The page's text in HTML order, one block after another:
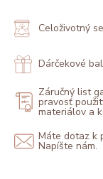
Celoživotný
Dárčekové
Záručný list
pravosť
materiálov a
Máte dotaz k
Napíšte nám.